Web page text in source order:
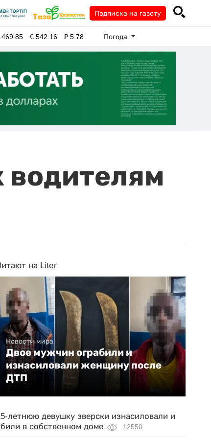
Подписка на газету
€542.16 ₽5.78 Погода
водителям
на Liter
Новости мира
Двое мужчин ограбили и
изнасиловали женщину после
ДТП
летнюю девушку зверски изнасиловали и
в собственном доме
12550